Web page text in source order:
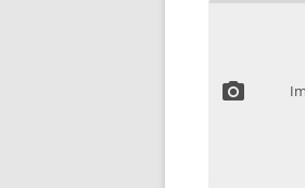
photo_camera